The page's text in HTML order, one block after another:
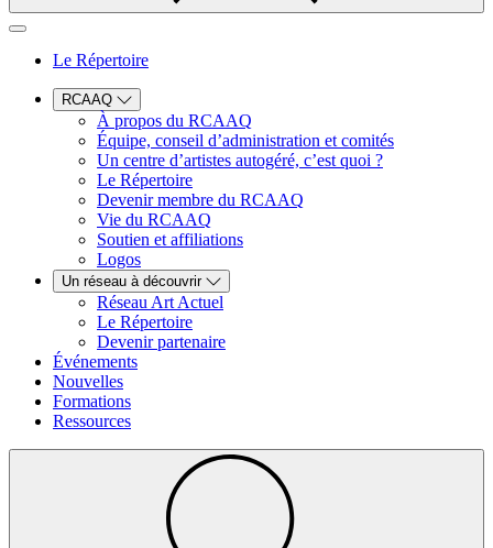
Le Répertoire
RCAAQ
À propos du RCAAQ
Équipe, conseil d’administration et comités
Un centre d’artistes autogéré, c’est quoi ?
Le Répertoire
Devenir membre du RCAAQ
Vie du RCAAQ
Soutien et affiliations
Logos
Un réseau à découvrir
Réseau Art Actuel
Le Répertoire
Devenir partenaire
Événements
Nouvelles
Formations
Ressources